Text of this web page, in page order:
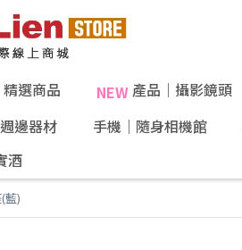
選商品 NEW產品｜攝影鏡頭
邊器材 手機｜隨身相機館
酒
藍)